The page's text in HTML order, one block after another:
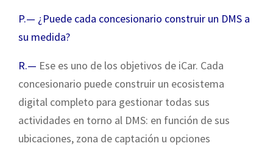
P.— ¿Puede cada concesionario construir un DMS a
su medida?
R.— Ese es uno de los objetivos de iCar. Cada
concesionario puede construir un ecosistema
digital completo para gestionar todas sus
actividades en torno al DMS: en función de sus
ubicaciones, zona de captación u opciones